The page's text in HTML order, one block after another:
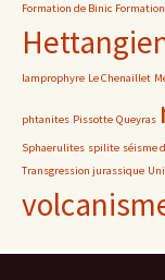
Formation de Binic
lamprophyre Le Chenaillet
phtanites Pissotte Queyras
Sphaerulites spilite séisme
Transgression jurassique